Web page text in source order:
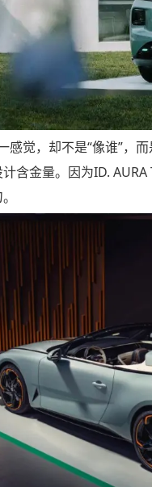
感觉，却不是“像谁”，
含金量。因为ID. AURA